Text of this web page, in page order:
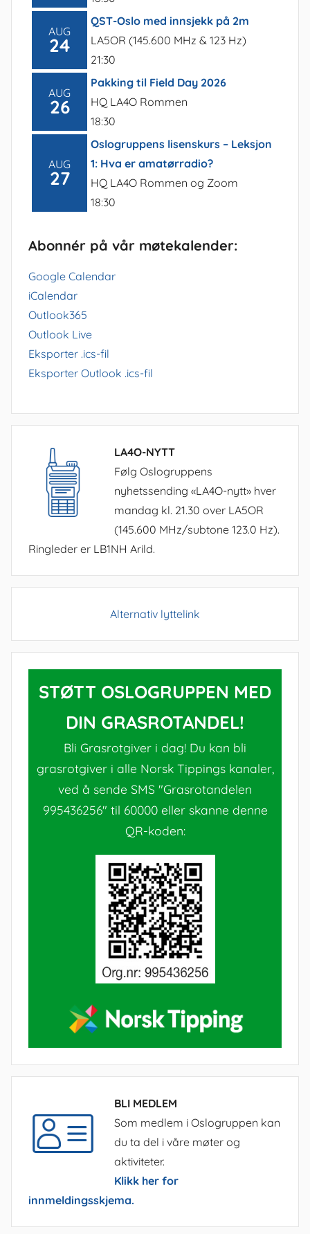
AUG
24
QST-Oslo med innsjekk på 2m
LA5OR (145.600 MHz & 123 Hz)
21:30
AUG
26
Pakking til Field Day 2026
HQ LA4O Rommen
18:30
AUG
27
Oslogruppens lisenskurs – Leksjon
1: Hva er amatørradio?
HQ LA4O Rommen og Zoom
18:30
Abonnér på vår møtekalender:
Google Calendar
iCalendar
Outlook365
Outlook Live
Eksporter .ics-fil
Eksporter Outlook .ics-fil
LA4O-NYTT
Følg Oslogruppens
nyhetssending «LA4O-nytt» hver
mandag kl. 21.30 over LA5OR
(145.600 MHz/subtone 123.0 Hz).
Ringleder er LB1NH Arild.
Alternativ lyttelink
STØTT OSLOGRUPPEN MED
DIN GRASROTANDEL!
Bli Grasrotgiver i dag! Du kan bli
grasrotgiver i alle Norsk Tippings kanaler,
ved å sende SMS "Grasrotandelen
995436256" til 60000 eller skanne denne
QR-koden:
BLI MEDLEM
Som medlem i Oslogruppen kan
du ta del i våre møter og
aktiviteter.
Klikk her for
innmeldingsskjema.